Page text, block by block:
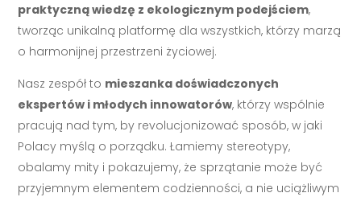
praktyczną wiedzę z ekologicznym podejściem,
tworząc unikalną platformę dla wszystkich, którzy marzą
o harmonijnej przestrzeni życiowej.
Nasz zespół to mieszanka doświadczonych
ekspertów i młodych innowatorów, którzy wspólnie
pracują nad tym, by revolucjonizować sposób, w jaki
Polacy myślą o porządku. Łamiemy stereotypy,
obalamy mity i pokazujemy, że sprzątanie może być
przyjemnym elementem codzienności, a nie uciążliwym